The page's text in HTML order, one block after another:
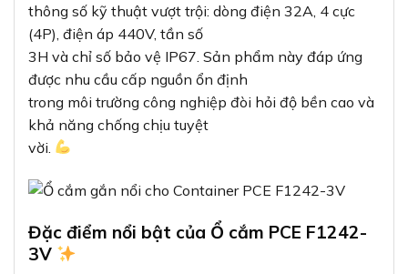
thông số kỹ thuật vượt trội: dòng điện 32A, 4 cực
(4P), điện áp 440V, tần số
3H và chỉ số bảo vệ IP67. Sản phẩm này đáp ứng
được nhu cầu cấp nguồn ổn định
trong môi trường công nghiệp đòi hỏi độ bền cao và
khả năng chống chịu tuyệt
vời.
Đặc điểm nổi bật của Ổ cắm PCE F1242-
3V